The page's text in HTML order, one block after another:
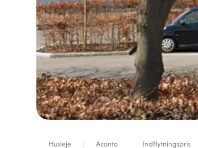
Husleje
Aconto
Indflytningspris